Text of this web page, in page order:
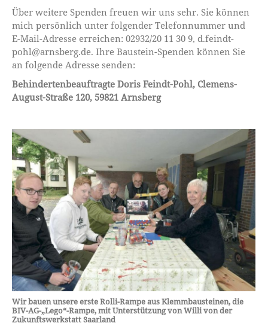
Über weitere Spenden freuen wir uns sehr. Sie können
mich persönlich unter folgender Telefonnummer und
E-Mail-Adresse erreichen: 02932/20 11 30 9, d.feindt-
pohl@arnsberg.de. Ihre Baustein-Spenden können Sie
an folgende Adresse senden:
Behindertenbeauftragte Doris Feindt-Pohl, Clemens-
August-Straße 120, 59821 Arnsberg
Wir bauen unsere erste Rolli-Rampe aus Klemmbausteinen, die
BIV-AG-„Lego“-Rampe, mit Unterstützung von Willi von der
Zukunftswerkstatt Saarland